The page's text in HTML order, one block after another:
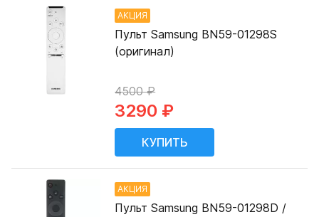
АКЦИЯ
Пульт Samsung BN59-01298S
(оригинал)
4500 ₽
3290 ₽
АКЦИЯ
Пульт Samsung BN59-01298D /